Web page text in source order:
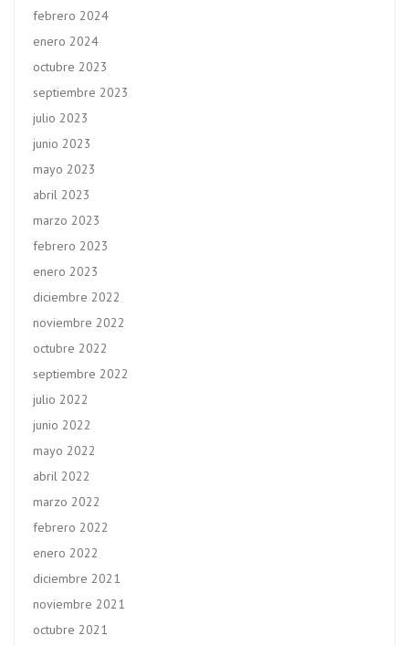
febrero 2024
enero 2024
octubre 2023
septiembre 2023
julio 2023
junio 2023
mayo 2023
abril 2023
marzo 2023
febrero 2023
enero 2023
diciembre 2022
noviembre 2022
octubre 2022
septiembre 2022
julio 2022
junio 2022
mayo 2022
abril 2022
marzo 2022
febrero 2022
enero 2022
diciembre 2021
noviembre 2021
octubre 2021